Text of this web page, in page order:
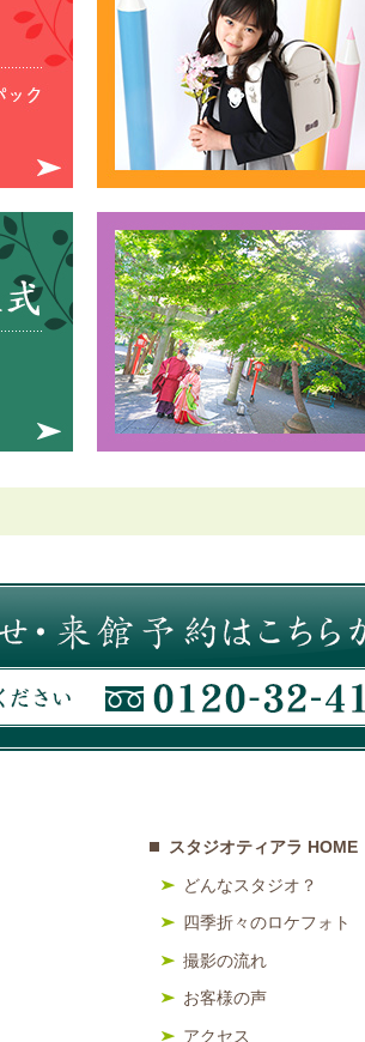
スタジオティアラ HOME
どんなスタジオ？
四季折々のロケフォト
撮影の流れ
お客様の声
アクセス